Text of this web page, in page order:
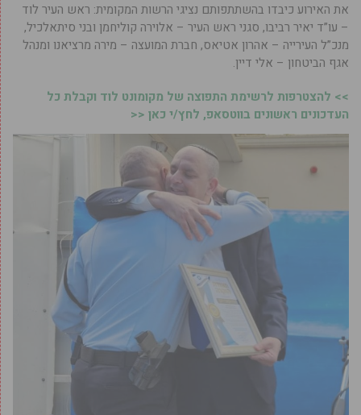
את האירוע כיבדו בהשתתפותם נציגי הרשות המקומית: ראש העיר לוד
– עו”ד יאיר רביבו, סגני ראש העיר – אלוירה קוליחמן ובני סיתאלכיל,
מנכ”ל העירייה – אהרון אטיאס, חברת המועצה – מירה מרציאנו ומנהל
אגף הביטחון – אלי דיין.
>> להצטרפות לרשימת התפוצה של מקומונט לוד וקבלת כל
העדכונים ראשונים בווטסאפ, לחץ/י כאן <<